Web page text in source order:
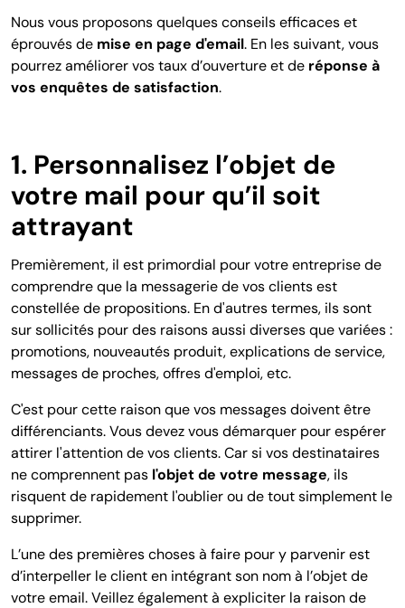
Nous vous proposons quelques conseils efficaces et
éprouvés de mise en page d'email. En les suivant, vous
pourrez améliorer vos taux d’ouverture et de réponse à
vos enquêtes de satisfaction.
1. Personnalisez l’objet de
votre mail pour qu’il soit
attrayant
Premièrement, il est primordial pour votre entreprise de
comprendre que la messagerie de vos clients est
constellée de propositions. En d'autres termes, ils sont
sur sollicités pour des raisons aussi diverses que variées :
promotions, nouveautés produit, explications de service,
messages de proches, offres d'emploi, etc.
C'est pour cette raison que vos messages doivent être
différenciants. Vous devez vous démarquer pour espérer
attirer l'attention de vos clients. Car si vos destinataires
ne comprennent pas l'objet de votre message, ils
risquent de rapidement l'oublier ou de tout simplement le
supprimer.
L’une des premières choses à faire pour y parvenir est
d’interpeller le client en intégrant son nom à l’objet de
votre email. Veillez également à expliciter la raison de